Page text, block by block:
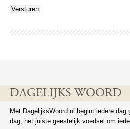
DAGELIJKS WOORD
Met DagelijksWoord.nl begint iedere
dag, het juiste geestelijk voedsel om